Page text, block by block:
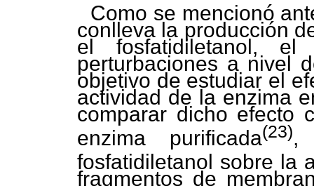
Como se mencionó
conlleva la producción
el fosfatidiletanol,
perturbaciones a nivel
objetivo de estudiar el
actividad de la enzima
comparar dicho efecto
enzima purificada(23),
fosfatidiletanol sobre la
fragmentos de